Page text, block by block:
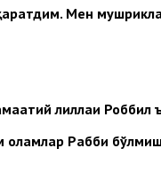
Мен
лиллаҳи Роббил
Рабби бўлмиш